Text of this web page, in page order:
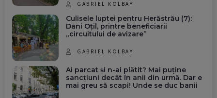
GABRIEL KOLBAY
Culisele luptei pentru Herăstrău (7):
Dani Oțil, printre beneficiarii
„circuitului de avizare”
GABRIEL KOLBAY
Ai parcat și n-ai plătit? Mai puține
sancțiuni decât în anii din urmă. Dar e
mai greu să scapi! Unde se duc banii